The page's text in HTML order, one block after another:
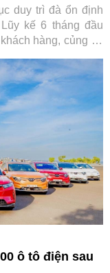
duy trì đà ổn định
kế 6 tháng đầu
hàng, củng cố
ô tô điện sau